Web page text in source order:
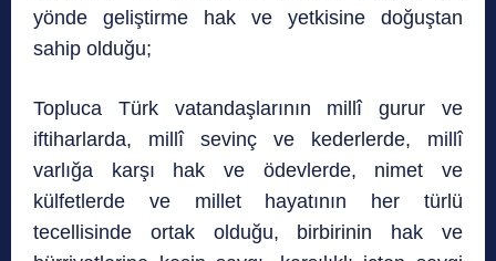
yönde geliştirme hak ve yetkisine doğuştan
sahip olduğu;
Topluca Türk vatandaşlarının millî gurur ve
iftiharlarda, millî sevinç ve kederlerde, millî
varlığa karşı hak ve ödevlerde, nimet ve
külfetlerde ve millet hayatının her türlü
tecellisinde ortak olduğu, birbirinin hak ve